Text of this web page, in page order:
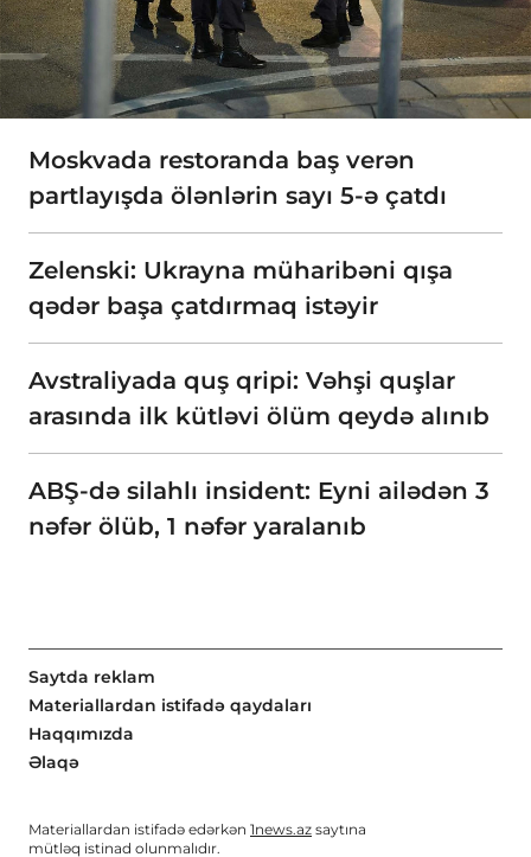
Moskvada restoranda baş verən
partlayışda ölənlərin sayı 5-ə çatdı
Zelenski: Ukrayna müharibəni qışa
qədər başa çatdırmaq istəyir
Avstraliyada quş qripi: Vəhşi quşlar
arasında ilk kütləvi ölüm qeydə alınıb
ABŞ-də silahlı insident: Eyni ailədən 3
nəfər ölüb, 1 nəfər yaralanıb
Saytda reklam
Materiallardan istifadə qaydaları
Haqqımızda
Əlaqə
Materiallardan istifadə edərkən 1news.az saytına
mütləq istinad olunmalıdır.